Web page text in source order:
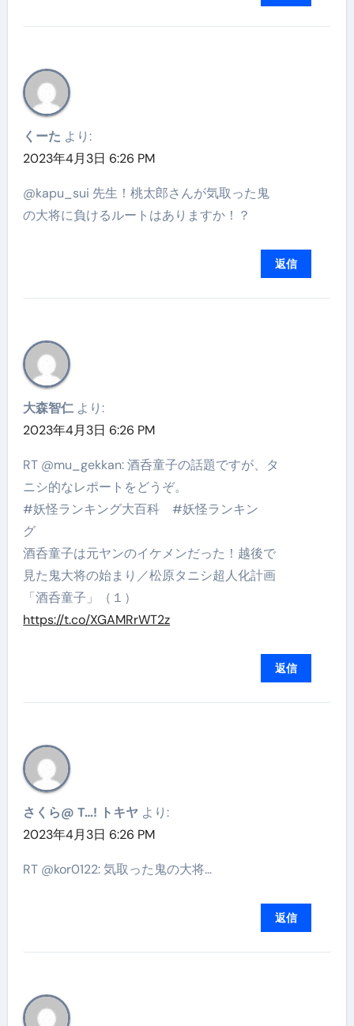
くーた より:
2023年4月3日 6:26 PM
@kapu_sui 先生！桃太郎さんが気取った鬼
の大将に負けるルートはありますか！？
返信
大森智仁 より:
2023年4月3日 6:26 PM
RT @mu_gekkan: 酒呑童子の話題ですが、タ
ニシ的なレポートをどうぞ。
#妖怪ランキング大百科 #妖怪ランキン
グ
酒呑童子は元ヤンのイケメンだった！越後で
見た鬼大将の始まり／松原タニシ超人化計画
「酒呑童子」（１）
https://t.co/XGAMRrWT2z
返信
さくら@ T…! トキヤ より:
2023年4月3日 6:26 PM
RT @kor0122: 気取った鬼の大将…
返信